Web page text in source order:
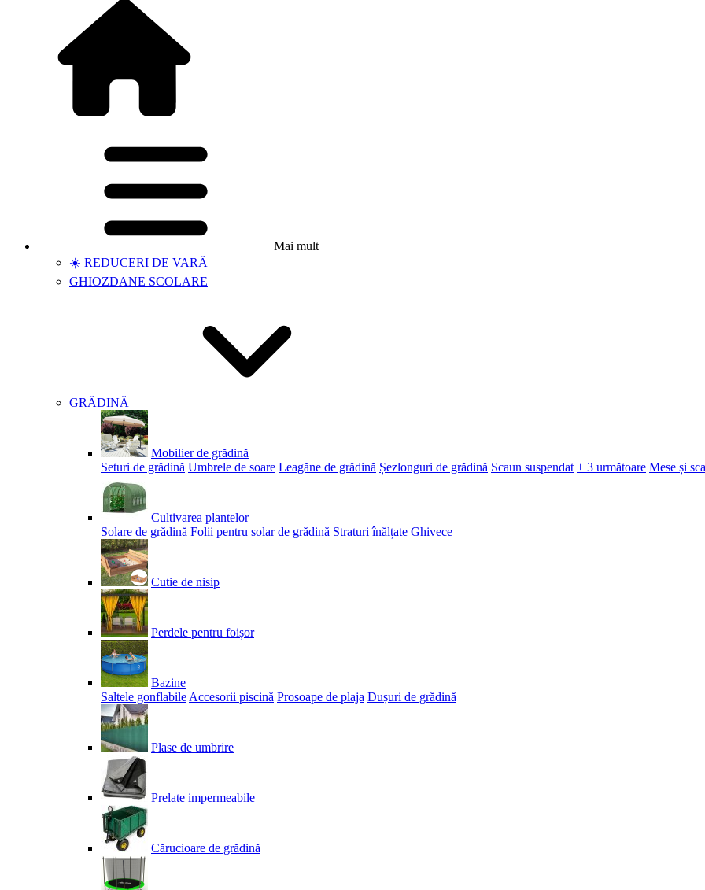
Mai mult
☀️ REDUCERI DE VARĂ
GHIOZDANE SCOLARE
GRĂDINĂ
Mobilier de grădină
Seturi de grădină Umbrele de soare Leagăne de grădină Șezlonguri de grădină Scaun suspendat + 3 următoare Mese și
Cultivarea plantelor
Solare de grădină Folii pentru solar de grădină Straturi înălțate Ghivece
Cutie de nisip
Perdele pentru foișor
Bazine
Saltele gonflabile Accesorii piscină Prosoape de plaja Dușuri de grădină
Plase de umbrire
Prelate impermeabile
Cărucioare de grădină